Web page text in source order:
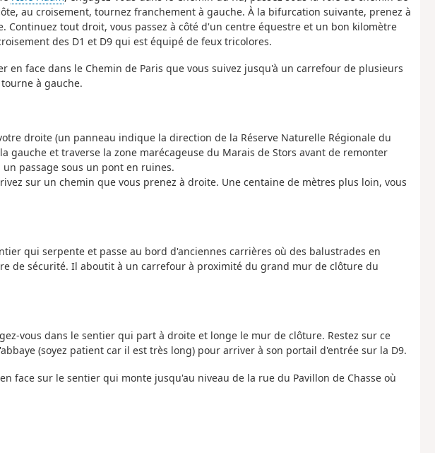
au croisement, tournez franchement à gauche. À la bifurcation suivante, prenez à
Continuez tout droit, vous passez à côté d'un centre équestre et un bon kilomètre
des D1 et D9 qui est équipé de feux tricolores.
en face dans le Chemin de Paris que vous suivez jusqu'à un carrefour de plusieurs
à gauche.
droite (un panneau indique la direction de la Réserve Naturelle Régionale du
gauche et traverse la zone marécageuse du Marais de Stors avant de remonter
passage sous un pont en ruines.
sur un chemin que vous prenez à droite. Une centaine de mètres plus loin, vous
qui serpente et passe au bord d'anciennes carrières où des balustrades en
de sécurité. Il aboutit à un carrefour à proximité du grand mur de clôture du
vous dans le sentier qui part à droite et longe le mur de clôture. Restez sur ce
(soyez patient car il est très long) pour arriver à son portail d'entrée sur la D9.
face sur le sentier qui monte jusqu'au niveau de la rue du Pavillon de Chasse où